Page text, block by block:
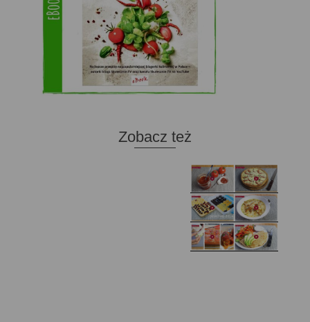
Zobacz też
Domowy ketchup (bez
cukru)
Tarta francuska z
cebulą i pomidorem
Domowe żelki
Zupa kurkowa z
selerem i pietruszką